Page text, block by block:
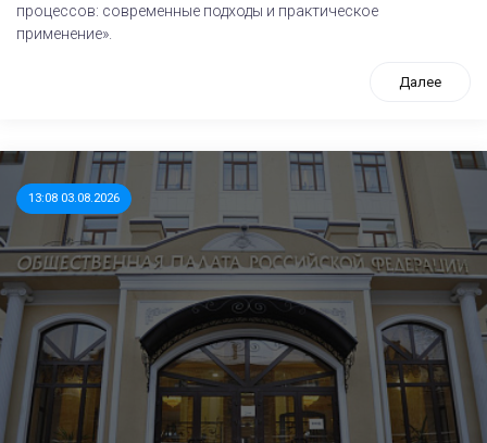
процессов: современные подходы и практическое
применение».
Далее
13:08 03.08.2026